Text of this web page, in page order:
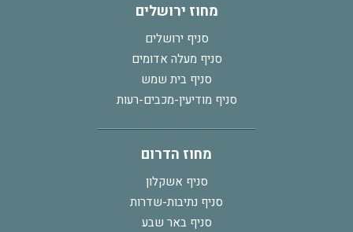
מחוז ירושלים
סניף ירושלים
סניף מעלה אדומים
סניף בית שמש
סניף מודיעין-מכבים-רעות
מחוז הדרום
סניף אשקלון
סניף נתיבות-שדרות
סניף באר שבע